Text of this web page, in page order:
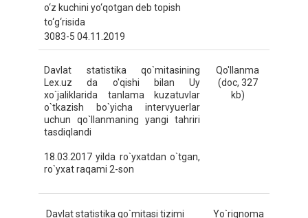
o‘z kuchini yo‘qotgan deb topish
to‘g‘risida
3083-5 04.11.2019
Davlat statistika qo`mitasining
Lex.uz da o'qishi bilan Uy
xo`jaliklarida tanlama kuzatuvlar
o`tkazish bo`yicha intervyuerlar
uchun qo`llanmaning yangi tahriri
tasdiqlandi
18.03.2017 yilda ro`yxatdan o`tgan,
ro`yxat raqami 2-son
Qo'llanma
(doc, 327
kb)
Davlat statistika qo`mitasi tizimi Yo`riqnoma